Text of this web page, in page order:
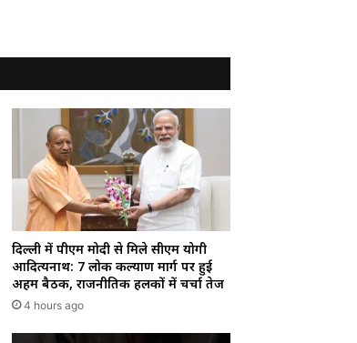
दिल्ली में पीएम मोदी से मिले सीएम योगी
आदित्यनाथ: 7 लोक कल्याण मार्ग पर हुई
अहम बैठक, राजनीतिक हलकों में चर्चा तेज
4 hours ago